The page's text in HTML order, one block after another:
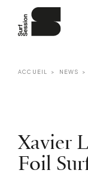
ACCUEIL NEWS
Xavier
Foil